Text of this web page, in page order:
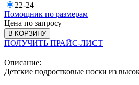
22-24
Помощник по размерам
Цена по запросу
В КОРЗИНУ
ПОЛУЧИТЬ ПРАЙС-ЛИСТ
Описание:
Детские подростковые носки из